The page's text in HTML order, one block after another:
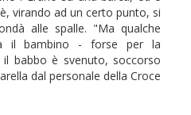
virando ad un certo punto, si
alle spalle. "Ma qualche
il bambino - forse per la
babbo è svenuto, soccorso
dal personale della Croce